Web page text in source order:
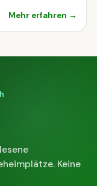
Mehr erfahren →
Keine